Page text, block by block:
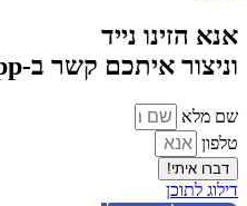
אנא הזינו נייד
וניצור איתכם קשר ב-WhatsApp
שם מלא
טלפון
דברו איתי!
דילוג לתוכן